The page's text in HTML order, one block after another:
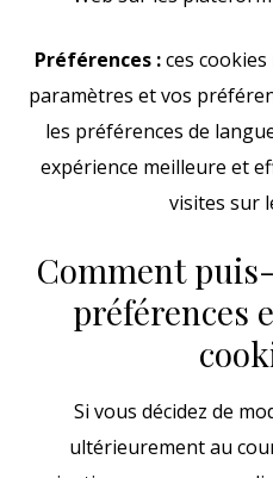
Préférences :ces cookies
paramètres et vos
les préférences de
expérience meilleure et
visites sur
Comment
préférences
Si vous décidez de
ultérieurement au